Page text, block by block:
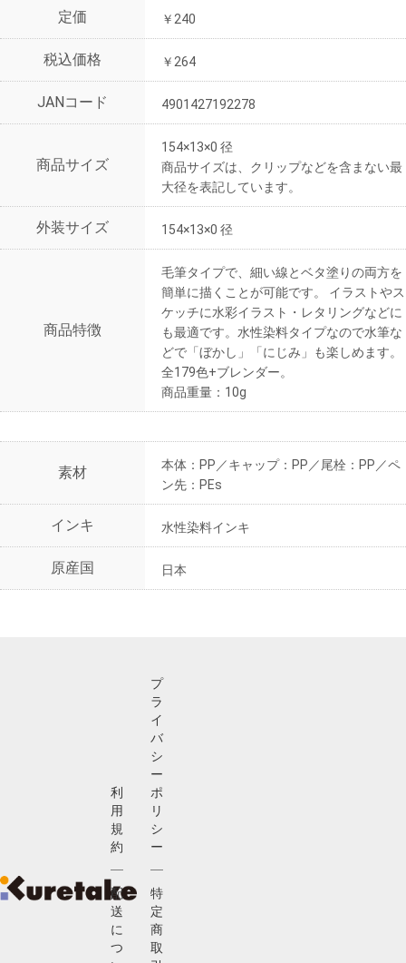
定価 ￥240
税込価格 ￥264
JANコード 4901427192278
商品サイズ
154×13×0 径
商品サイズは、クリップなどを含まない最
大径を表記しています。
外装サイズ 154×13×0 径
商品特徴
毛筆タイプで、細い線とベタ塗りの両方を
簡単に描くことが可能です。 イラストやス
ケッチに水彩イラスト・レタリングなどに
も最適です。水性染料タイプなので水筆な
どで「ぼかし」「にじみ」も楽しめます。
全179色+ブレンダー。
商品重量：10g
素材
本体：PP／キャップ：PP／尾栓：PP／ペ
ン先：PEs
インキ 水性染料インキ
原産国 日本
利
用
規
約
配
送
に
つ
プ
ラ
イ
バ
シ
ー
ポ
リ
シ
ー
特
定
商
取